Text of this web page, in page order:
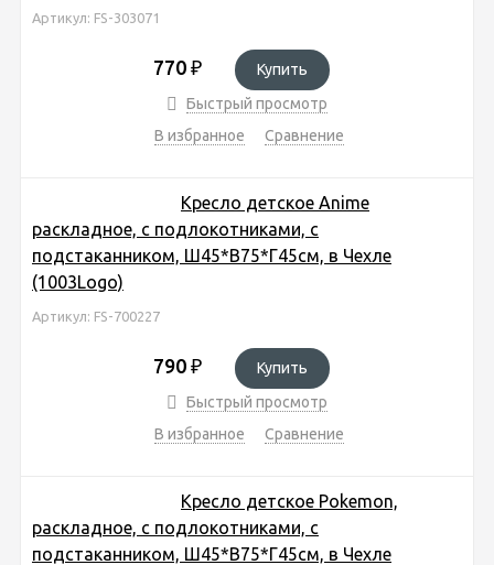
Артикул: FS-303071
770 ₽
Купить
Быстрый просмотр
В избранное
Сравнение
Кресло детское Anime
раскладное, с подлокотниками, с
подстаканником, Ш45*В75*Г45см, в Чехле
(1003Logo)
Артикул: FS-700227
790 ₽
Купить
Быстрый просмотр
В избранное
Сравнение
Кресло детское Pokemon,
раскладное, c подлокотниками, с
подстаканником, Ш45*В75*Г45см, в Чехле